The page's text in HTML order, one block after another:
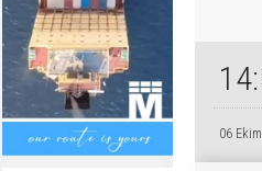
06